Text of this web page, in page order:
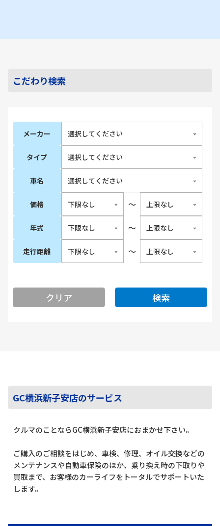
こだわり検索
メーカー
タイプ
車名
価格 〜
年式 〜
走行距離 〜
クリア 検索
GC横浜新子安店のサービス
クルマのことならGC横浜新子安店におまかせ下さい。
ご購入のご相談をはじめ、車検、修理、オイル交換などの
メンテナンスや自動車保険のほか、乗り換え時の下取りや
買取まで、お客様のカーライフをトータルでサポートいた
します。